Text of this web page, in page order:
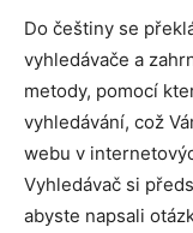
Do češtiny se
vyhledávače a
metody, pomocí
vyhledávání, což
webu v
Vyhledávač si
abyste napsali